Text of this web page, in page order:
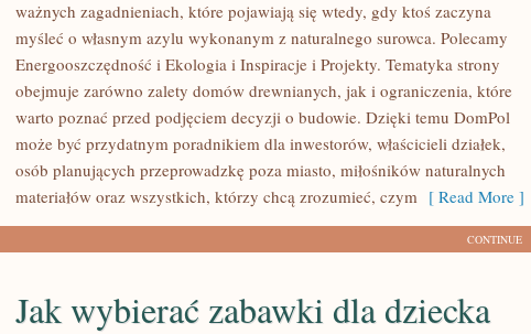
INSPIRACJE
PROJEKTY
ważnych zagadnieniach, które pojawiają się wtedy, gdy ktoś zaczyna
myśleć o własnym azylu wykonanym z naturalnego surowca. Polecamy
Energooszczędność i Ekologia i Inspiracje i Projekty. Tematyka strony
obejmuje zarówno zalety domów drewnianych, jak i ograniczenia, które
warto poznać przed podjęciem decyzji o budowie. Dzięki temu DomPol
może być przydatnym poradnikiem dla inwestorów, właścicieli działek,
osób planujących przeprowadzkę poza miasto, miłośników naturalnych
materiałów oraz wszystkich, którzy chcą zrozumieć, czym [ Read More ]
CONTINUE
Jak wybierać zabawki dla dziecka